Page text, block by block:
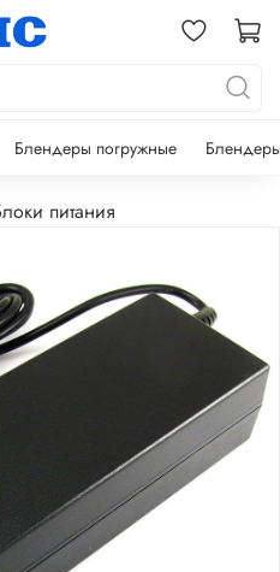
Блендеры погружные
питания